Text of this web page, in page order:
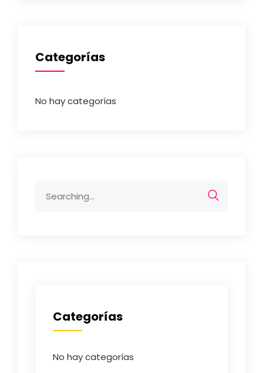
Categorías
No hay categorías
for:
Categorías
No hay categorías